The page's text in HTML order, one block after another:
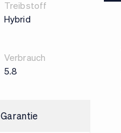
Treibstoff
Hybrid
Verbrauch
5.8
Garantie